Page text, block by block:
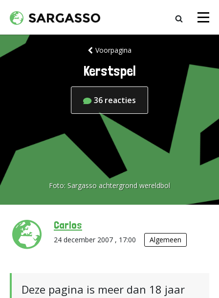
Voorpagina
Kerstspel
36 reacties
Foto: Sargasso achtergrond wereldbol
Carlos
24 december 2007 , 17:00 Algemeen
Deze pagina is meer dan 18 jaar